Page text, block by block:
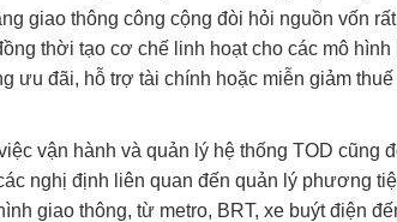
giao thông công cộng đòi hỏi nguồn vốn
thời tạo cơ chế linh hoạt cho các mô
ưu đãi, hỗ trợ tài chính hoặc miễn giảm
vận hành và quản lý hệ thống TOD cũng
nghị định liên quan đến quản lý phương
giao thông, từ metro, BRT, xe buýt điện